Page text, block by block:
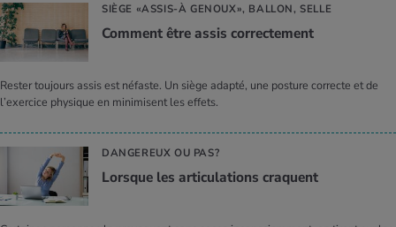
SIÈGE «ASSIS-À GENOUX», BALLON, SELLE
Com­ment être assis cor­rec­te­ment
Rester toujours assis est néfaste. Un siège adapté, une posture correcte et de
l’exercice physique en minimisent les effets.
DANGEREUX OU PAS?
Lorsque les arti­cu­la­tions craquent